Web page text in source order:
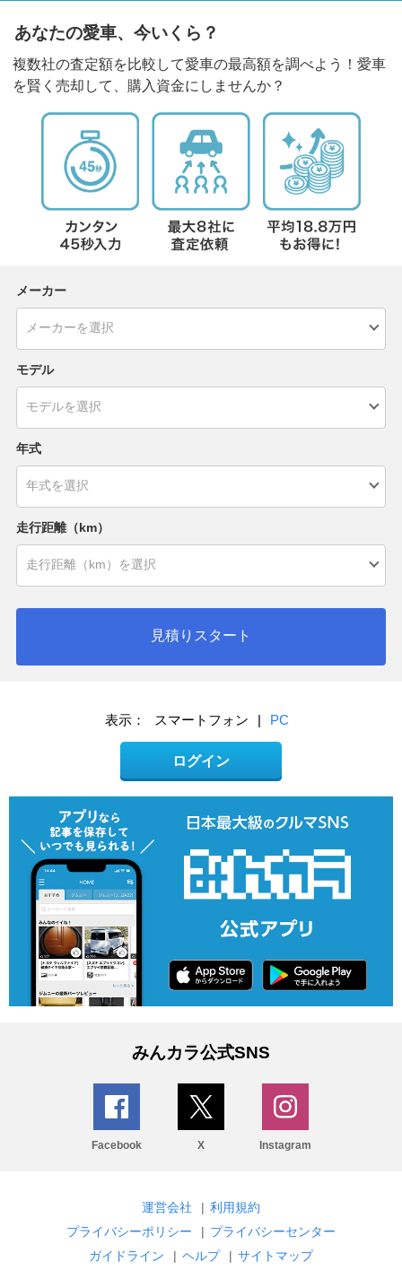
あなたの愛車、今いくら？
複数社の査定額を比較して愛車の最高額を調べよう！愛車
を賢く売却して、購入資金にしませんか？
メーカー
モデル
年式
走行距離（km）
見積りスタート
表示： スマートフォン | PC
ログイン
みんカラ公式SNS
Facebook X Instagram
運営会社 | 利用規約
プライバシーポリシー
| プライバシーセンター
ガイドライン
| ヘルプ | サイトマップ